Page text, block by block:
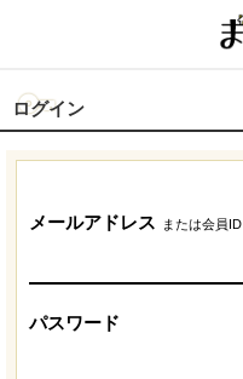
ログイン
メールアドレス または会員ID
パスワード